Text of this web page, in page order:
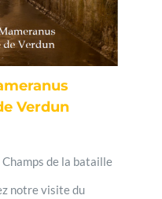
Verdun
de la bataille
notre visite du